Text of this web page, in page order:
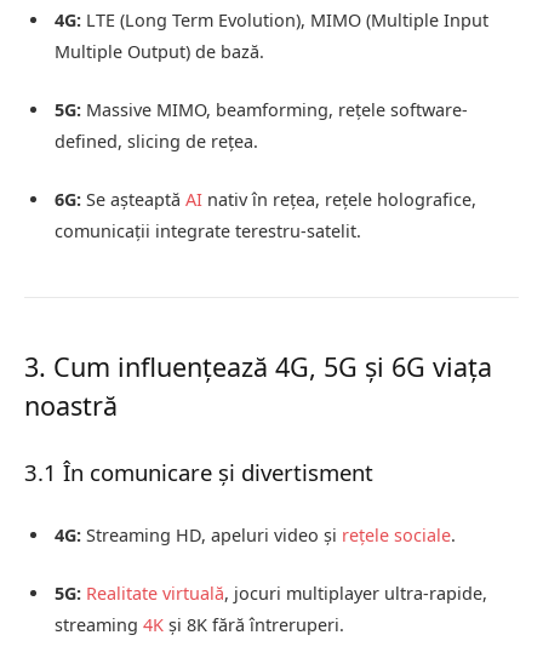
4G: LTE (Long Term Evolution), MIMO (Multiple Input
Multiple Output) de bază.
5G: Massive MIMO, beamforming, rețele software-
defined, slicing de rețea.
6G: Se așteaptă AI nativ în rețea, rețele holografice,
comunicații integrate terestru-satelit.
3. Cum influențează 4G, 5G și 6G viața
noastră
3.1 În comunicare și divertisment
4G: Streaming HD, apeluri video și rețele sociale.
5G: Realitate virtuală, jocuri multiplayer ultra-rapide,
streaming 4K și 8K fără întreruperi.